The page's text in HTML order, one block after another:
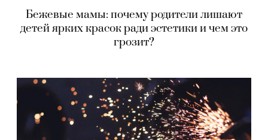
Бежевые мамы: почему родители лишают
детей ярких красок ради эстетики и чем это
грозит?